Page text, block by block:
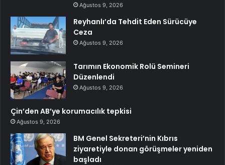
Ağustos 9, 2026
Reyhanlı’da Tehdit Eden Sürücüye
Ceza
Ağustos 9, 2026
Tarımın Ekonomik Rolü Semineri
Düzenlendi
Ağustos 9, 2026
Çin’den AB’ye korumacılık tepkisi
Ağustos 9, 2026
BM Genel Sekreteri’nin Kıbrıs
ziyaretiyle donan görüşmeler yeniden
başladı